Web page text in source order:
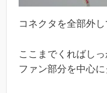
コネクタを全部外
ここまでくればし
ファン部分を中心に